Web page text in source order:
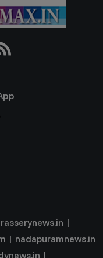
|
| nadapuramnews.in
|